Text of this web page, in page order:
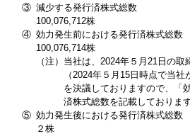
③ 減少する発行済株式総数
100,076,712株
④ 効力発生前における発行済株式総数
100,076,714株
（注） 当社は、2024年５月21日の
（2024年５月15日時点で当
を決議しておりますので、「
済株式総数を記載しておりま
⑤ 効力発生後における発行済株式総数
２株